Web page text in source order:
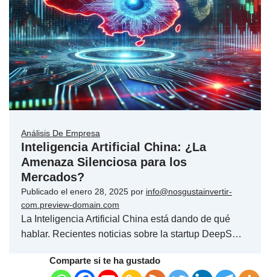
Análisis De Empresa
Inteligencia Artificial China: ¿La
Amenaza Silenciosa para los
Mercados?
Publicado el enero 28, 2025 por info@nosgustainvertir-
com.preview-domain.com
La Inteligencia Artificial China está dando de qué
hablar. Recientes noticias sobre la startup DeepS…
Comparte si te ha gustado